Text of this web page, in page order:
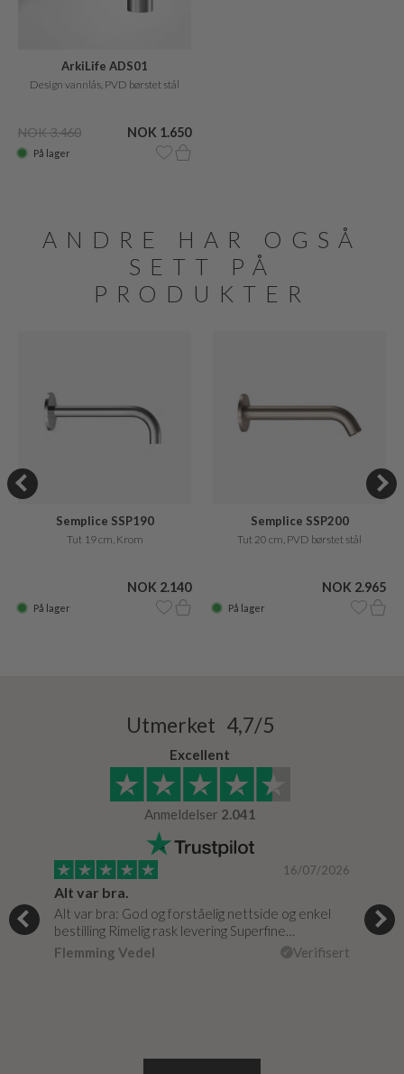
ArkiLife ADS01
Design vannlås, PVD børstet stål
NOK 3.460 NOK 1.650
På lager
ANDRE HAR OGSÅ
SETT PÅ
PRODUKTER
Semplice SSP190
Tut 19 cm, Krom
NOK 2.140
På lager
Semplice SSP200
Tut 20 cm, PVD børstet stål
NOK 2.965
På lager
Utmerket 4,7/5
Excellent
Anmeldelser 2.041
16/07/2026
Alt var bra.
Alt var bra: God og forståelig nettside og enkel
bestilling Rimelig rask levering Superfine…
Flemming Vedel
Verifisert
Jeg
fikk